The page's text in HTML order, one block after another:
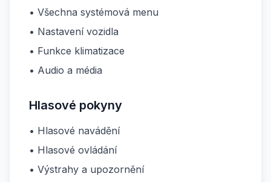
• Všechna systémová menu
• Nastavení vozidla
• Funkce klimatizace
• Audio a média
Hlasové pokyny
• Hlasové navádění
• Hlasové ovládání
• Výstrahy a upozornění